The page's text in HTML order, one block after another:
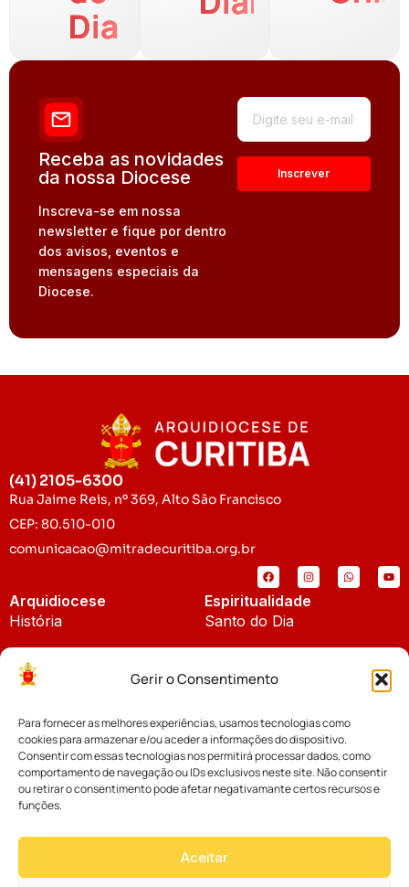
Gerir o Consentimento
Para fornecer as melhores experiências, usamos tecnologias como
cookies para armazenar e/ou aceder a informações do dispositivo.
Consentir com essas tecnologias nos permitirá processar dados, como
comportamento de navegação ou IDs exclusivos neste site. Não consentir
ou retirar o consentimento pode afetar negativamante certos recursos e
funções.
Aceitar
Dia
Receba as novidades
da nossa Diocese
Inscreva-se em nossa
newsletter e fique por dentro
dos avisos, eventos e
mensagens especiais da
Diocese.
(41) 2105-6300
Rua Jaime Reis, nº 369, Alto São Francisco
CEP: 80.510-010
comunicacao@mitradecuritiba.org.br
Arquidiocese
História
Padroeira
Espiritualidade
Santo do Dia
Notícias
Notícias da Arquidiocese
Notícias Cáritas
Palavra dos Bispos
Cúria Diocesana
Fundo Diocesano
Vicariatos da Educação